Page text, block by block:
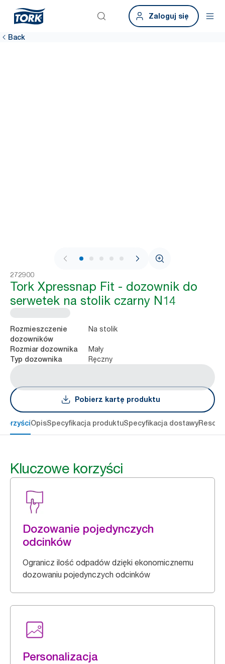
Zaloguj się
Back
1 / 8
272900
Tork Xpressnap Fit - dozownik do
serwetek na stolik czarny N14
Rozmieszczenie
dozowników
Na stolik
Rozmiar dozownika Mały
Typ dozownika Ręczny
Pobierz kartę produktu
korzyściOpisSpecyfikacja produktuSpecyfikacja dostawy
Kluczowe korzyści
Dozowanie pojedynczych
odcinków
Ogranicz ilość odpadów dzięki ekonomicznemu
dozowaniu pojedynczych odcinków
Personalizacja